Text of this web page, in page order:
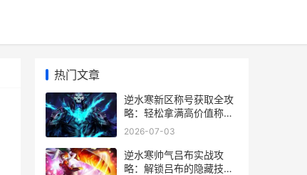
热门文章
逆水寒新区称号获取全攻
略：轻松拿满高价值称号
的实战心得
2026-07-03
逆水寒帅气吕布实战攻
略：解锁吕布的隐藏技能